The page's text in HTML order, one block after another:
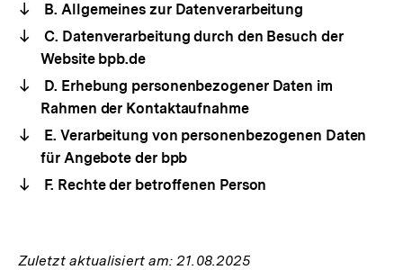
B. Allgemeines zur Datenverarbeitung
C. Datenverarbeitung durch den Besuch der
Website bpb.de
D. Erhebung personenbezogener Daten im
Rahmen der Kontaktaufnahme
E. Verarbeitung von personenbezogenen Daten
für Angebote der bpb
F. Rechte der betroffenen Person
Zuletzt aktualisiert am: 21.08.2025